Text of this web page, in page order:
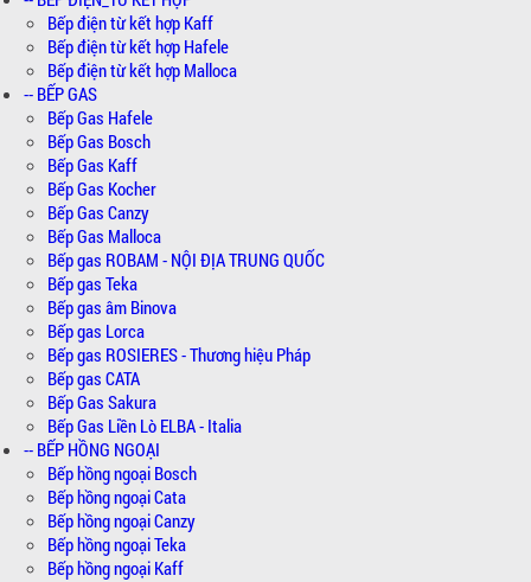
Bếp điện từ kết hợp Kaff
Bếp điện từ kết hợp Hafele
Bếp điện từ kết hợp Malloca
-- BẾP GAS
Bếp Gas Hafele
Bếp Gas Bosch
Bếp Gas Kaff
Bếp Gas Kocher
Bếp Gas Canzy
Bếp Gas Malloca
Bếp gas ROBAM - NỘI ĐỊA TRUNG QUỐC
Bếp gas Teka
Bếp gas âm Binova
Bếp gas Lorca
Bếp gas ROSIERES - Thương hiệu Pháp
Bếp gas CATA
Bếp Gas Sakura
Bếp Gas Liền Lò ELBA - Italia
-- BẾP HỒNG NGOẠI
Bếp hồng ngoại Bosch
Bếp hồng ngoại Cata
Bếp hồng ngoại Canzy
Bếp hồng ngoại Teka
Bếp hồng ngoại Kaff